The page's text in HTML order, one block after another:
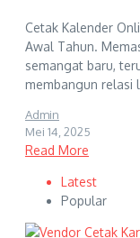
Cetak Kalender
Awal Tahun.
semangat baru,
membangun relasi
Admin
Mei 14, 2025
Read More
Latest
Popular